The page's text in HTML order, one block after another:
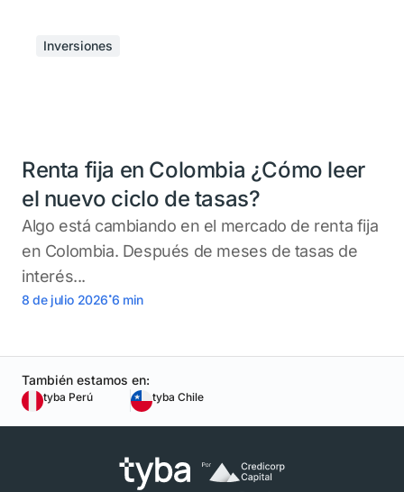
Inversiones
Renta fija en Colombia ¿Cómo leer
el nuevo ciclo de tasas?
Algo está cambiando en el mercado de renta fija
en Colombia. Después de meses de tasas de
interés...
8 de julio 2026.6 min
También estamos en:
tyba Perú tyba Chile